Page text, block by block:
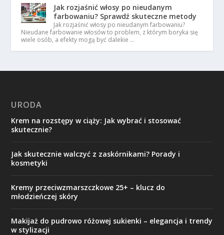
Jak rozjaśnić włosy po nieudanym
farbowaniu? Sprawdź skuteczne metody
Jak rozjaśnić włosy po nieudanym farbowaniu?
Nieudane farbowanie włosów to problem, z którym boryka się
wiele osób, a efekty mogą być dalekie …
URODA
Krem na rozstępy w ciąży: Jak wybrać i stosować
skutecznie?
Jak skutecznie walczyć z zaskórnikami? Porady i
kosmetyki
Kremy przeciwzmarszczkowe 25+ – klucz do
młodzieńczej skóry
Makijaż do pudrowo różowej sukienki – elegancja i trendy
w stylizacji